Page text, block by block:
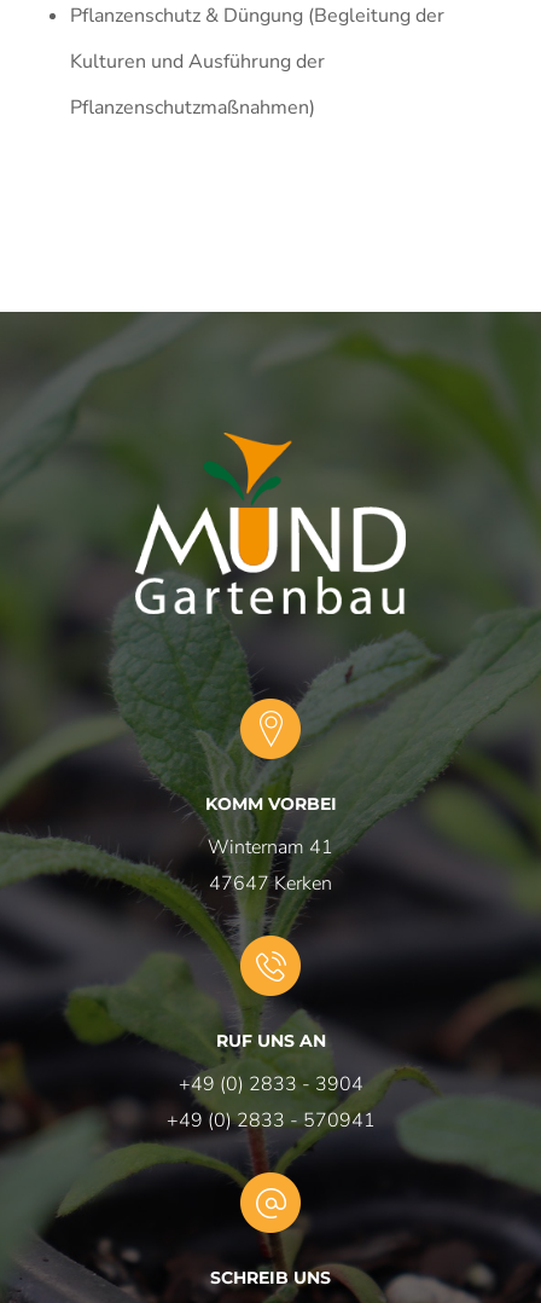
Pflanzenschutz & Düngung (Begleitung der
Kulturen und Ausführung der
Pflanzenschutzmaßnahmen)
KOMM VORBEI
Winternam 41
47647 Kerken
RUF UNS AN
+49 (0) 2833 - 3904
+49 (0)2833 -570941
SCHREIB UNS